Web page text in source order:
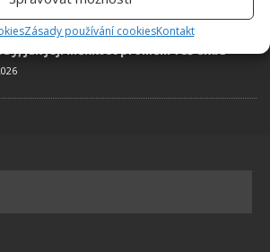
Zásady používání cookiesKontakt
dešťové vody v domácnosti: Tři
jak její měkkost promění váš úklid